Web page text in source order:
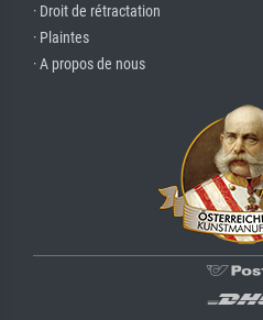
· Droit de rétractation
· Plaintes
· A propos de nous